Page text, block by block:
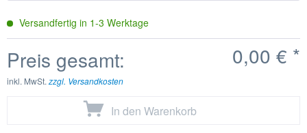
Versandfertig in 1-3 Werktage
Preis gesamt: 0,00 € *
inkl. MwSt. zzgl. Versandkosten
In den Warenkorb